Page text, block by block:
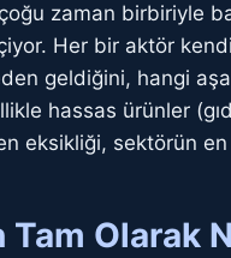
zaman birbiriyle
Her bir aktör kendi
geldiğini, hangi
hassas ürünler
eksikliği, sektörün en
Olarak